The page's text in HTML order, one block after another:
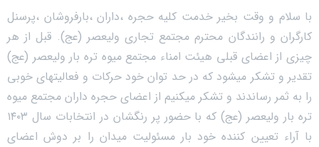
با سلام و وقت بخیر خدمت کلیه حجره ،داران ،بارفروشان ،پرسنل
کارگران و رانندگان محترم مجتمع تجاری ولیعصر (عج). قبل از هر
چیزی از اعضای قبلی هیئت امناء مجتمع میوه تره بار ولیعصر (عج)
تقدیر و تشکر میشود که در حد توان خود حرکات و فعالیتهای خوبی
را به ثمر رساندند و تشکر میکنیم از اعضای حجره داران مجتمع میوه
تره بار ولیعصر (عج) که با حضور پر رنگشان در انتخابات سال ۱۴۰۳
با آراء تعیین کننده خود بار مسئولیت میدان را بر دوش اعضای